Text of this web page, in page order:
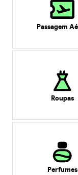
Passagem
Roupas
Perfumes